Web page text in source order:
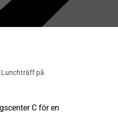
på
C för en